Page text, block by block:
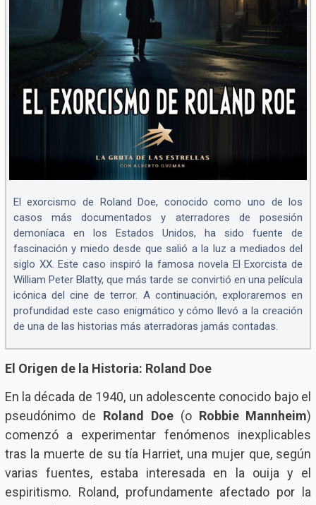
El exorcismo de Roland Doe, conocido como uno de los
casos más documentados y aterradores de posesión
demoníaca en los Estados Unidos, ha sido fuente de
fascinación y miedo desde que salió a la luz a mediados del
siglo XX. Este caso inspiró la famosa novela El Exorcista de
William Peter Blatty, que más tarde se convirtió en una película
icónica del cine de terror. A continuación, exploraremos en
profundidad este caso enigmático y cómo llevó a la creación
de una de las historias más aterradoras jamás contadas.
El Origen de la Historia: Roland Doe
En la década de 1940, un adolescente conocido bajo el
pseudónimo de Roland Doe (o Robbie Mannheim)
comenzó a experimentar fenómenos inexplicables
tras la muerte de su tía Harriet, una mujer que, según
varias fuentes, estaba interesada en la ouija y el
espiritismo. Roland, profundamente afectado por la